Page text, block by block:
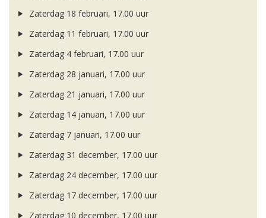
Zaterdag 18 februari, 17.00 uur
Zaterdag 11 februari, 17.00 uur
Zaterdag 4 februari, 17.00 uur
Zaterdag 28 januari, 17.00 uur
Zaterdag 21 januari, 17.00 uur
Zaterdag 14 januari, 17.00 uur
Zaterdag 7 januari, 17.00 uur
Zaterdag 31 december, 17.00 uur
Zaterdag 24 december, 17.00 uur
Zaterdag 17 december, 17.00 uur
Zaterdag 10 december, 17.00 uur